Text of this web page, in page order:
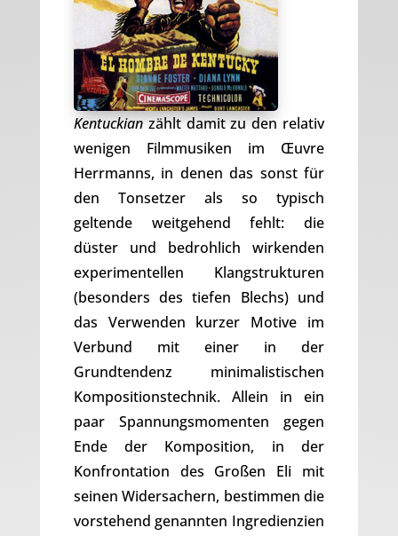
Kentuckianzählt damit zu den relativ
wenigen Filmmusiken im Œuvre
Herrmanns, in denen das sonst für
den Tonsetzer als so typisch
geltende weitgehend fehlt: die
düster und bedrohlich wirkenden
experimentellen Klangstrukturen
(besonders des tiefen Blechs) und
das Verwenden kurzer Motive im
Verbund mit einer in der
Grundtendenz minimalistischen
Kompositionstechnik. Allein in ein
paar Spannungsmomenten gegen
Ende der Komposition, in der
Konfrontation des Großen Eli mit
seinen Widersachern, bestimmen die
vorstehend genannten Ingredienzien